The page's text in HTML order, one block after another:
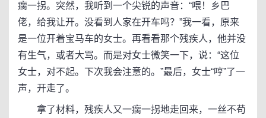
瘸一拐。突然，我听到一个尖锐的声音：“喂！乡巴
佬，给我让开。没看到人家在开车吗？”我一看，原来
是一位开着宝马车的女士。再看看那个残疾人，他并没
有生气，或者大骂。而是对女士微笑一下，说：“这位
女士，对不起。下次我会注意的。”最后，女士“哼”了一
声，开走了。
拿了材料，残疾人又一瘸一拐地走回来，一丝不苟